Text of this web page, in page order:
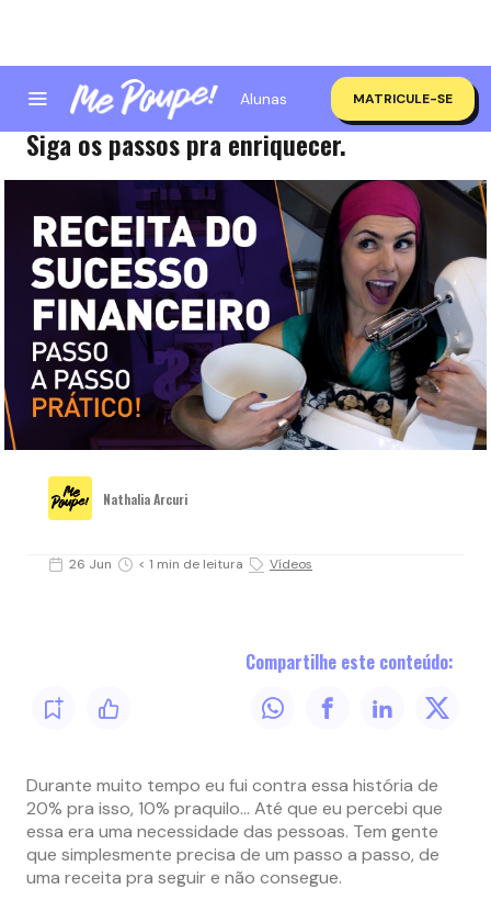
Alunas MATRICULE-SE
MINHA RECEITA DO SUCESSO FINANCEIRO!
Siga os passos pra enriquecer.
Nathalia Arcuri
26 Jun < 1 min de leitura Vídeos
Compartilhe este conteúdo:
Durante muito tempo eu fui contra essa história de
20% pra isso, 10% praquilo… Até que eu percebi que
essa era uma necessidade das pessoas. Tem gente
que simplesmente precisa de um passo a passo, de
uma receita pra seguir e não consegue.